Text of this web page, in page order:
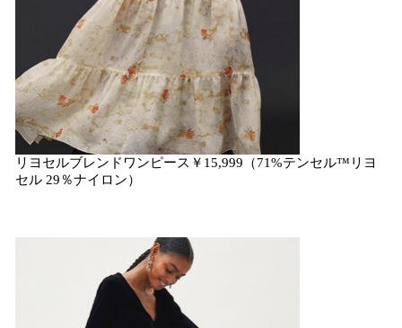
リヨセルブレンドワンピース￥15,999（71%テンセル™リヨ
セル 29％ナイロン）